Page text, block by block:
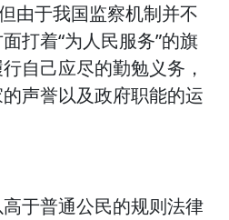
由于我国监察机制并不
打着“为人民服务”的旗
自己应尽的勤勉义务，
声誉以及政府职能的运
于普通公民的规则法律